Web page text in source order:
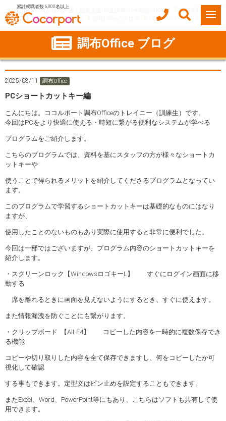
累計就職者数 6,000名以上
ココルポート(就労移行支援・定着支援/自立訓練/計画相談) HOME
事業所紹介
東京都
調布市 調布Office PCショートカットキー編
調布Office ブログ
2025/08/11 調布Office
PCショートカットキー編
こんにちは。ココルポート調布Officeのトレイニー（訓練生）です。
今回はPCをより快適に使える・時短に繋がる便利なシステムが学べる
プログラムをご紹介します。
こちらのプログラムでは、資料を基にスタッフの方が様々なショートカ
ットキーや
使うことで得られるメリットを紹介してくださるプログラムとなってい
ます。
このプログラムで学習するショートカットキーは基礎的なものにはなり
ますが、
使用したことのないものもあり実際に使用すると非常に便利でした。
今回は一部ではございますが、プログラム内容のショートカットキーを
紹介します。
・スクリーンロック【WindowsロゴキーL】 すぐにログイン画面に移
動する
席を離れるときに画面を見えないようにするとき、すぐに使えます。
また情報漏洩を防ぐことにも繋がります。
・クリップボード 【Alt F4】 コピーした内容を一時的に複数保存でき
る機能
コピーや切り取りした内容を全て保存できますし、何をコピーしたか可
視化して確認
する事もできます。定型文はピン止めを設定することもできます。
またExcel、Word、PowerPoint等にもあり、こちらはソフトも共有して使
用できます。